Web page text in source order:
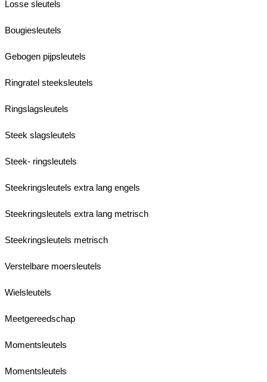
Losse sleutels
Bougiesleutels
Gebogen pijpsleutels
Ringratel steeksleutels
Ringslagsleutels
Steek slagsleutels
Steek- ringsleutels
Steekringsleutels extra lang engels
Steekringsleutels extra lang metrisch
Steekringsleutels metrisch
Verstelbare moersleutels
Wielsleutels
Meetgereedschap
Momentsleutels
Momentsleutels